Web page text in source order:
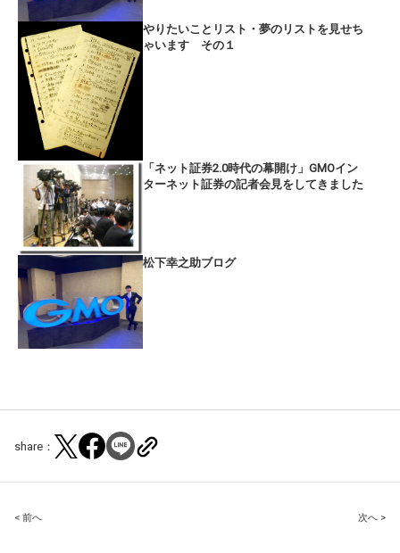
やりたいことリスト・夢のリストを見せち
ゃいます その１
「ネット証券2.0時代の幕開け」GMOイン
ターネット証券の記者会見をしてきました
松下幸之助ブログ
share：
Post
< 前へ 次へ >